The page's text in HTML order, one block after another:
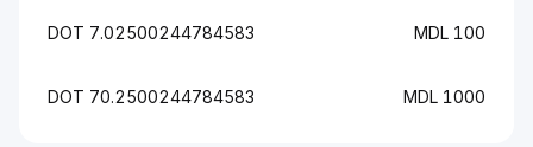
100 MDL
7.02500244784583 DOT
1000 MDL
70.2500244784583 DOT